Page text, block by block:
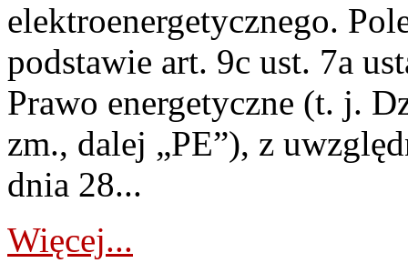
elektroenergetycznego.
podstawie art. 9c ust. 7a
Prawo energetyczne (t. j.
zm., dalej „PE”), z
dnia 28...
Więcej...